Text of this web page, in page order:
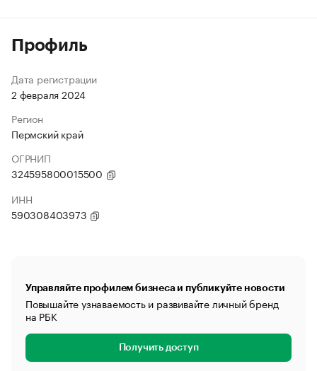
Профиль
Дата регистрации
2 февраля 2024
Регион
Пермский край
ОГРНИП
324595800015500
ИНН
590308403973
Управляйте профилем бизнеса и публикуйте новости
Повышайте узнаваемость и развивайте личный бренд
на РБК
Получить доступ